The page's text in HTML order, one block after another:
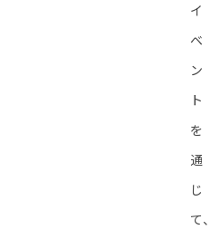
イ
ベ
ン
ト
を
通
じ
て、